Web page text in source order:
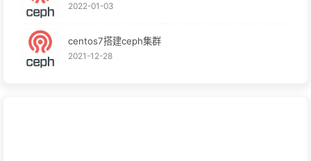
2022-01-03
centos7搭建ceph集群
2021-12-28